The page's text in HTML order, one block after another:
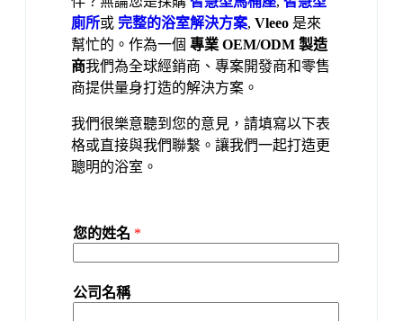
廁所或 完整的浴室解決方案, Vleeo 是來
幫忙的。作為一個 專業 OEM/ODM 製造
商我們為全球經銷商、專案開發商和零售
商提供量身打造的解決方案。
我們很樂意聽到您的意見，請填寫以下表
格或直接與我們聯繫。讓我們一起打造更
聰明的浴室。
您的姓名 *
公司名稱